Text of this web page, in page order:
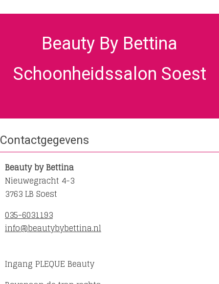
Beauty By Bettina
Schoonheidssalon Soest
Contactgegevens
Beauty by Bettina
Nieuwegracht 4-3
3763 LB Soest
035-6031193
info@beautybybettina.nl
Ingang PLEQUE Beauty